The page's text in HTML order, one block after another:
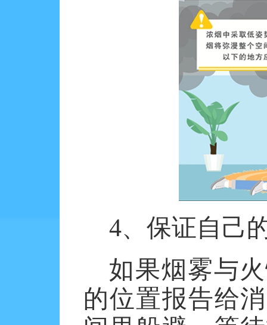
4、保证自己
如果烟雾与
的位置报告给